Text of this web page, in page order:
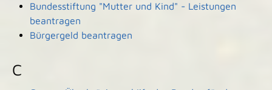
Bundesstiftung "Mutter und Kind" - Leistungen
beantragen
Bürgergeld beantragen
C